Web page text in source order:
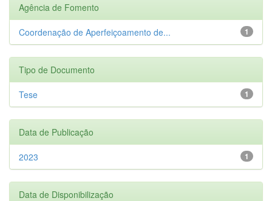
Agência de Fomento
1
Coordenação de Aperfeiçoamento de...
Tipo de Documento
1
Tese
Data de Publicação
1
2023
Data de Disponibilização